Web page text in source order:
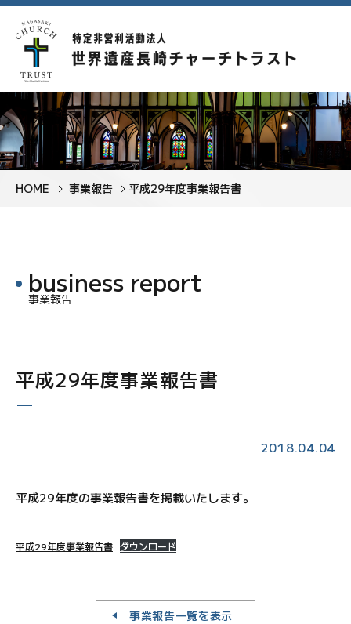
HOME 事業報告 平成29年度事業報告書
事業報告
平成29年度事業報告書
2018.04.04
平成29年度の事業報告書を掲載いたします。
平成29年度事業報告書 ダウンロード
事業報告一覧を表示